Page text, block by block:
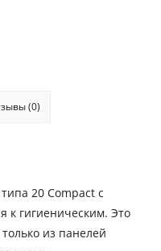
(0)
20 Compact с
к гигиеническим. Это
из панелей